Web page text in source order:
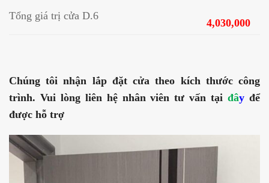
Tổng giá trị cửa D.6
4,030,000
Chúng tôi nhận lắp đặt cửa theo kích thước công
trình. Vui lòng liên hệ nhân viên tư vấn tạiđây để
được hỗ trợ